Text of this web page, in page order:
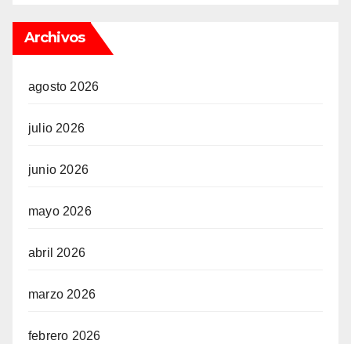
Archivos
agosto 2026
julio 2026
junio 2026
mayo 2026
abril 2026
marzo 2026
febrero 2026